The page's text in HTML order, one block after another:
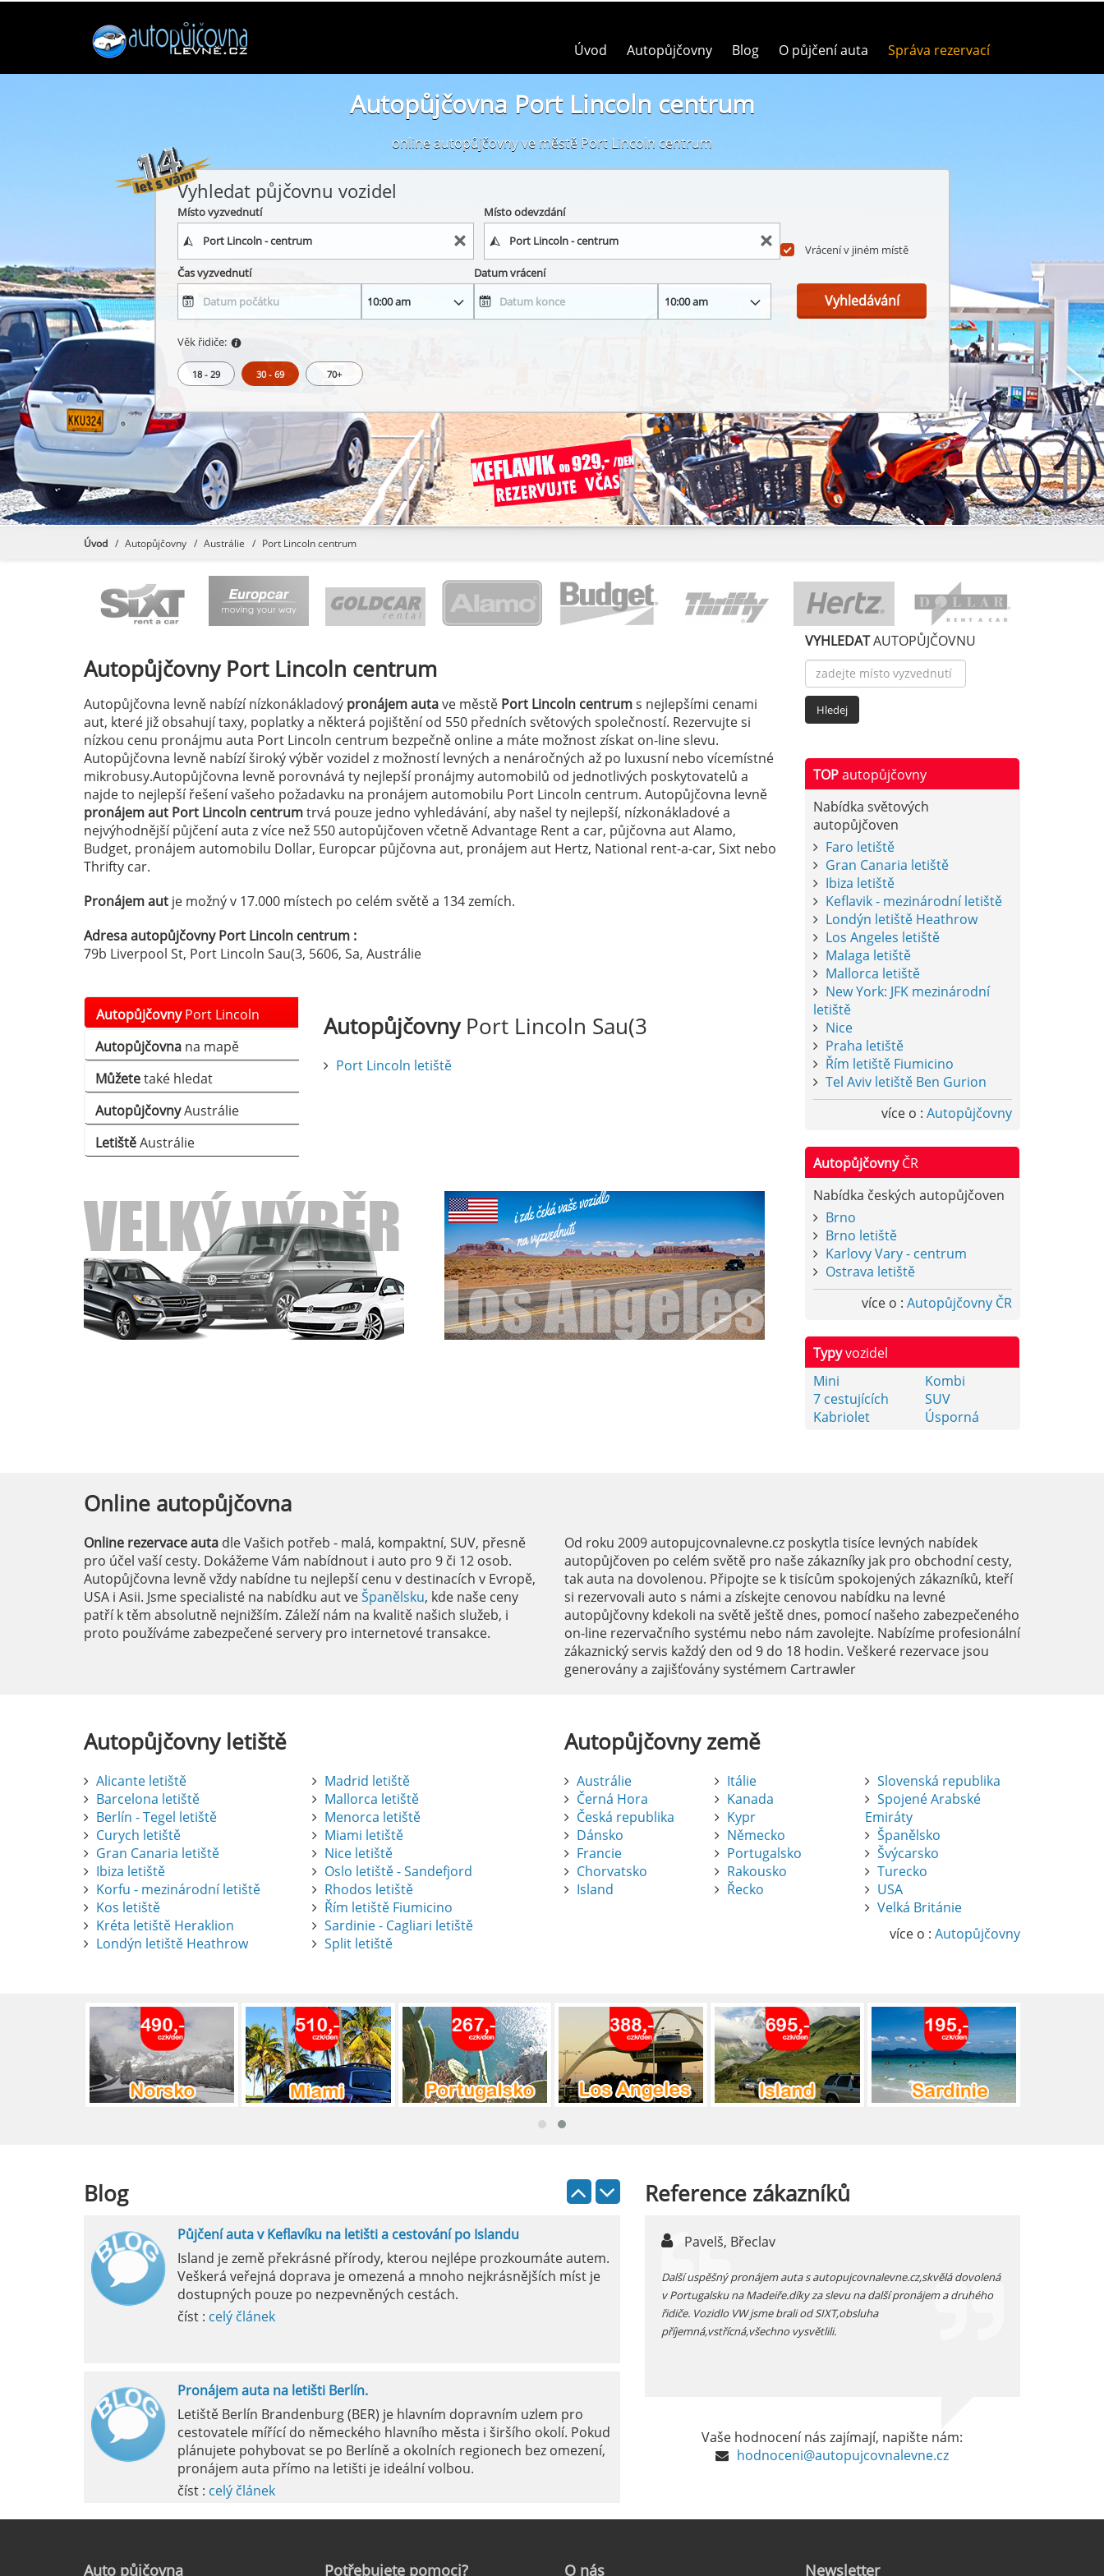
Úvod Autopůjčovny Blog O půjčení auta Správa rezervací
Autopůjčovna Port Lincoln centrum
online autopůjčovny ve městě Port Lincoln centrum
Vyhledat půjčovnu vozidel
Místo vyzvednutí Místo odevzdání
Vrácení v jiném místě
Čas vyzvednutí
Datum vrácení
Věk řidiče:
18 - 29 30 - 69 70+
Vyhledávání
Úvod Autopůjčovny Austrálie Port Lincoln centrum
AutopůjčovnyPort Lincoln centrum
Autopůjčovna levně nabízí nízkonákladový pronájem autave městě Port Lincoln centrums nejlepšími cenami
aut, které již obsahují taxy, poplatky a některá pojištění od 550 předních světových společností. Rezervujte si
nízkou cenu pronájmu auta Port Lincoln centrum bezpečně online a máte možnost získat on-line slevu.
Autopůjčovna levně nabízí široký výběr vozidel z možností levných a nenáročných až po luxusní nebo vícemístné
mikrobusy.Autopůjčovna levně porovnává ty nejlepší pronájmy automobilů od jednotlivých poskytovatelů a
najde to nejlepší řešení vašeho požadavku na pronájem automobilu Port Lincoln centrum. Autopůjčovna levně
pronájem aut Port Lincoln centrumtrvá pouze jedno vyhledávání, aby našel ty nejlepší, nízkonákladové a
nejvýhodnější půjčení auta z více než 550 autopůjčoven včetně Advantage Rent a car, půjčovna aut Alamo,
Budget, pronájem automobilu Dollar, Europcar půjčovna aut, pronájem aut Hertz, National rent-a-car, Sixt nebo
Thrifty car.
Pronájem aut je možný v 17.000 místech po celém světě a 134 zemích.
Adresa autopůjčovny Port Lincoln centrum :
79b Liverpool St, Port Lincoln Sau(3, 5606, Sa, Austrálie
AutopůjčovnyPort Lincoln
Sau(3
Autopůjčovna na mapě
Můžetetaké hledat
AutopůjčovnyAustrálie
LetištěAustrálie
AutopůjčovnyPort Lincoln Sau(3
Port Lincoln letiště
VYHLEDATAUTOPŮJČOVNU
TOPautopůjčovny
Nabídka světových
autopůjčoven
Faro letiště
Gran Canaria letiště
Ibiza letiště
Keflavik - mezinárodní letiště
Londýn letiště Heathrow
Los Angeles letiště
Malaga letiště
Mallorca letiště
New York: JFK mezinárodní
letiště
Nice
Praha letiště
Řím letiště Fiumicino
Tel Aviv letiště Ben Gurion
více o : Autopůjčovny
AutopůjčovnyČR
Nabídka českých autopůjčoven
Brno
Brno letiště
Karlovy Vary - centrum
Ostrava letiště
více o : Autopůjčovny ČR
Typyvozidel
Mini
Kombi
7 cestujících
SUV
Kabriolet
Úsporná
Online autopůjčovna
Online rezervace auta dle Vašich potřeb - malá, kompaktní, SUV, přesně
pro účel vaší cesty. Dokážeme Vám nabídnout i auto pro 9 či 12 osob.
Autopůjčovna levně vždy nabídne tu nejlepší cenu v destinacích v Evropě,
USA i Asii. Jsme specialisté na nabídku aut veŠpanělsku, kde naše ceny
patří k těm absolutně nejnižším. Záleží nám na kvalitě našich služeb, i
proto používáme zabezpečené servery pro internetové transakce.
Od roku 2009 autopujcovnalevne.cz poskytla tisíce levných nabídek
autopůjčoven po celém světě pro naše zákazníky jak pro obchodní cesty,
tak auta na dovolenou. Připojte se k tisícům spokojených zákazníků, kteří
si rezervovali auto s námi a získejte cenovou nabídku na levné
autopůjčovny kdekoli na světě ještě dnes, pomocí našeho zabezpečeného
on-line rezervačního systému nebo nám zavolejte. Nabízíme profesionální
zákaznický servis každý den od 9 do 18 hodin. Veškeré rezervace jsou
generovány a zajišťovány systémem Cartrawler
Autopůjčovnyletiště
Alicante letiště
Barcelona letiště
Berlín - Tegel letiště
Curych letiště
Gran Canaria letiště
Ibiza letiště
Korfu - mezinárodní letiště
Kos letiště
Kréta letiště Heraklion
Londýn letiště Heathrow
Madrid letiště
Mallorca letiště
Menorca letiště
Miami letiště
Nice letiště
Oslo letiště - Sandefjord
Rhodos letiště
Řím letiště Fiumicino
Sardinie - Cagliari letiště
Split letiště
Autopůjčovnyzemě
Austrálie
Černá Hora
Česká republika
Dánsko
Francie
Chorvatsko
Island
Itálie
Kanada
Kypr
Německo
Portugalsko
Rakousko
Řecko
Slovenská republika
Spojené Arabské
Emiráty
Španělsko
Švýcarsko
Turecko
USA
Velká Británie
více o : Autopůjčovny
Blog
Pronájem auta na letišti Alicante
Půjčení auta na letišti v Alicante je výborný způsob, jak pohodlně
číst :
celý článek
Pronájem auta na letišti Lefkada: Kompletní průvodce
Půjčení auta na letišti Lefkada je skvělý způsob, jak prozkoumat ostrov
Půjčení auta v Keflavíku na letišti a cestování po Islandu
Island je země překrásné přírody, kterou nejlépe prozkoumáte autem.
Veškerá veřejná doprava je omezená a mnoho nejkrásnějších míst je
dostupných pouze po nezpevněných cestách.
číst : celý článek
Pronájem auta na letišti Berlín.
Letiště Berlín Brandenburg (BER) je hlavním dopravním uzlem pro
cestovatele mířící do německého hlavního města i širšího okolí. Pokud
plánujete pohybovat se po Berlíně a okolních regionech bez omezení,
pronájem auta přímo na letišti je ideální volbou.
číst : celý článek
Letiště Marseille, oficiálně známé jako mezinárodní letiště Marseille-
Referencezákazníků
Milan,
pokud si půjčujete auto v jížním Španělsku zkontrolujte si před
vyzvednutím funkčnost kliamtizace, v létě je tam fakt vedro...
Pavelš, Břeclav
Další uspěšný pronájem auta s autopujcovnalevne.cz,skvělá dovolená
v Portugalsku na Madeiře.díky za slevu na další pronájem a druhého
řidiče. Vozidlo VW jsme brali od SIXT,obsluha
příjemná,vstřícná,všechno vysvětlili.
Vaše hodnocení nás zajímají, napište nám:
hodnoceni@autopujcovnalevne.cz
Auto půjčovna Potřebujetepomoci? O nás Newsletter